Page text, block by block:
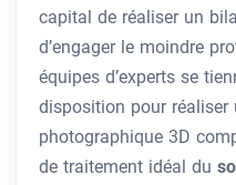
capital de réaliser un
d’engager le moindre
équipes d’experts se
disposition pour réaliser
photographique 3D
de traitement idéal du